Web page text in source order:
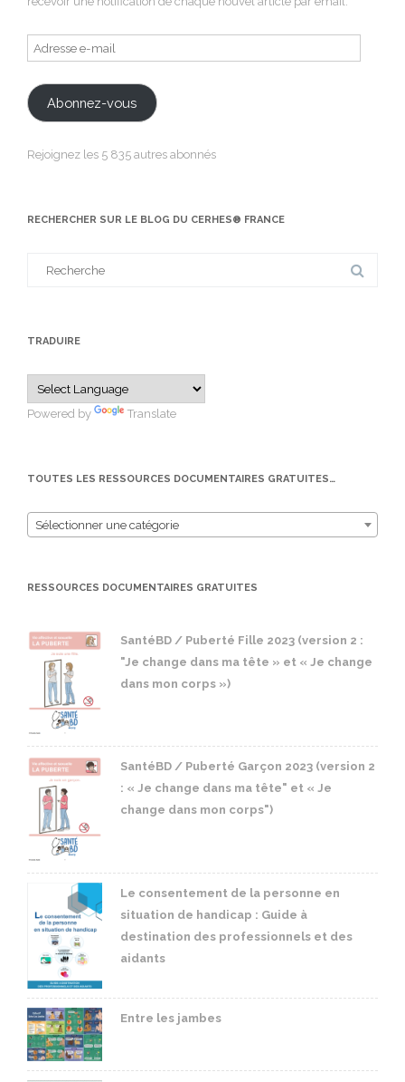
Adresse
e-
mail
Abonnez-vous
Rejoignez les 5 835 autres abonnés
RECHERCHER SUR LE BLOG DU CERHES® FRANCE
TRADUIRE
Powered by Translate
TOUTES LES RESSOURCES DOCUMENTAIRES GRATUITES…
Sélectionner une catégorie
RESSOURCES DOCUMENTAIRES GRATUITES
SantéBD / Puberté Fille 2023 (version 2 :
"Je change dans ma tête » et « Je change
dans mon corps »)
SantéBD / Puberté Garçon 2023 (version 2
: « Je change dans ma tête" et « Je
change dans mon corps")
Le consentement de la personne en
situation de handicap : Guide à
destination des professionnels et des
aidants
Entre les jambes